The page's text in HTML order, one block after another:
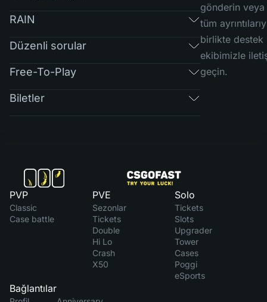
RAIN
Düzenli sorular
Free-To-Play
Biletler
gönderin
tüm
birlikte destek
ekibimizle
geçin.
PVP
Classic
Case battle
PVE
Sezonlar
Tickets
Double
Hi Lo
Crash
X50
Solo
Tickets
Slots
Upgrader
Tower
Cases
Poggi
eSports
Bağlantılar